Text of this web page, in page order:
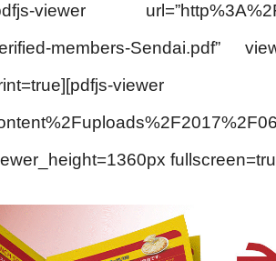
viewer
members-Sendai.pdf”